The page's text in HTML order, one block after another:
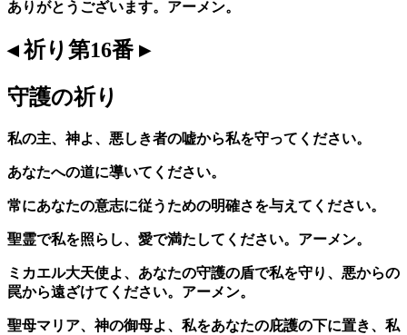
ありがとうございます。アーメン。
◂ 祈り第16番 ▸
守護の祈り
私の主、神よ、悪しき者の嘘から私を守ってください。
あなたへの道に導いてください。
常にあなたの意志に従うための明確さを与えてください。
聖霊で私を照らし、愛で満たしてください。アーメン。
ミカエル大天使よ、あなたの守護の盾で私を守り、悪からの
罠から遠ざけてください。アーメン。
聖母マリア、神の御母よ、私をあなたの庇護の下に置き、私